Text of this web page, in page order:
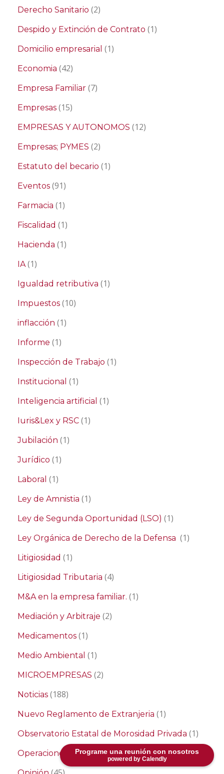
Programe una reunión con nosotros
powered by Calendly
Derecho Sanitario (2)
Despido y Extinción de Contrato (1)
Domicilio empresarial (1)
Economia (42)
Empresa Familiar (7)
Empresas (15)
EMPRESAS Y AUTONOMOS (12)
Empresas; PYMES (2)
Estatuto del becario (1)
Eventos (91)
Farmacia (1)
Fiscalidad (1)
Hacienda (1)
IA(1)
Igualdad retributiva (1)
Impuestos (10)
inflacción (1)
Informe (1)
Inspección de Trabajo (1)
Institucional (1)
Inteligencia artificial (1)
Iuris&Lex y RSC (1)
Jubilación (1)
Jurídico (1)
Laboral (1)
Ley de Amnistia (1)
Ley de Segunda Oportunidad (LSO) (1)
Ley Orgánica de Derecho de la Defensa (1)
Litigiosidad (1)
Litigiosidad Tributaria (4)
M&A en la empresa familiar. (1)
Mediación y Arbitraje (2)
Medicamentos (1)
Medio Ambiental (1)
MICROEMPRESAS (2)
Noticias (188)
Nuevo Reglamento de Extranjeria (1)
Observatorio Estatal de Morosidad Privada (1)
Operaciones de M&A(1)